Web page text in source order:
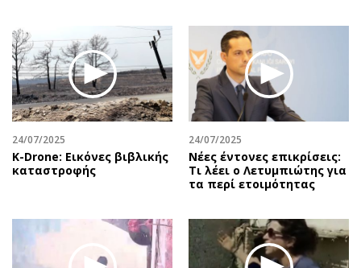
24/07/2025
Κ-Drone: Εικόνες βιβλικής
καταστροφής
24/07/2025
Νέες έντονες επικρίσεις:
Τι λέει ο Λετυμπιώτης για
τα περί ετοιμότητας